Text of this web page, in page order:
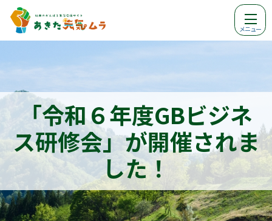
メニュー
「令和６年度GBビジネ
ス研修会」が開催されま
した！